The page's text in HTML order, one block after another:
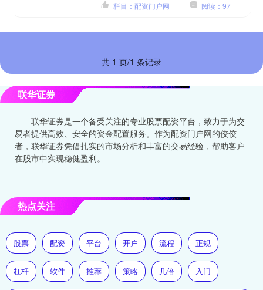
栏目：配资门户网 阅读：97
共 1 页/1 条记录
联华证券
联华证券是一个备受关注的专业股票配资平台，致力于为交
易者提供高效、安全的资金配置服务。作为配资门户网的佼佼
者，联华证券凭借扎实的市场分析和丰富的交易经验，帮助客户
在股市中实现稳健盈利。
热点关注
股票 配资 平台 开户 流程 正规
杠杆 软件 推荐 策略 几倍 入门